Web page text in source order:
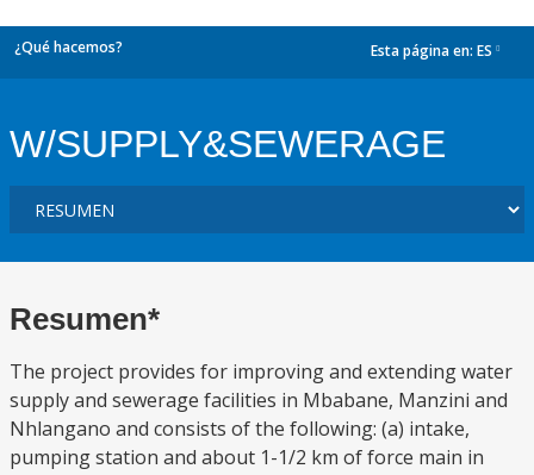
¿Qué hacemos? Esta página en: ES
W/SUPPLY&SEWERAGE
Resumen*
The project provides for improving and extending water
supply and sewerage facilities in Mbabane, Manzini and
Nhlangano and consists of the following: (a) intake,
pumping station and about 1-1/2 km of force main in